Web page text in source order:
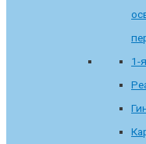
1-